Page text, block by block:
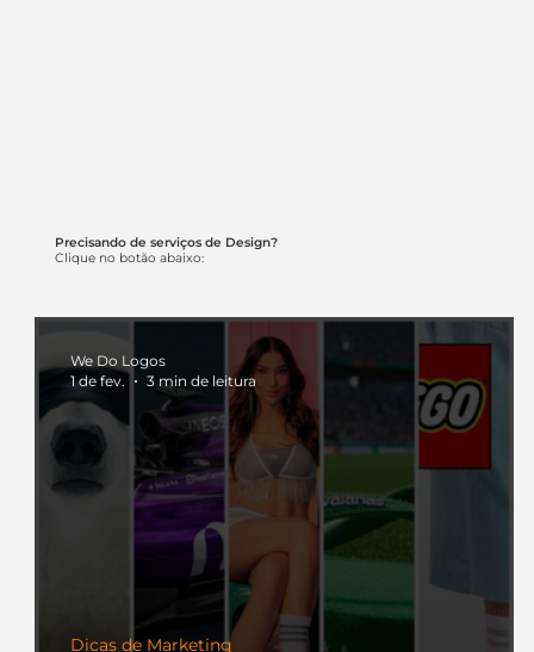
Precisando de serviços de Design?
Clique no botão abaixo:
Dicas de Marketing
We Do Logos
1 de fev.
3 min de leitura